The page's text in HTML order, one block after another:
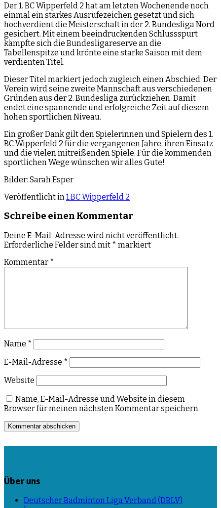
Der 1. BC Wipperfeld 2 hat am letzten Wochenende noch
einmal ein starkes Ausrufezeichen gesetzt und sich
hochverdient die Meisterschaft in der 2. Bundesliga Nord
gesichert. Mit einem beeindruckenden Schlussspurt
kämpfte sich die Bundesligareserve an die
Tabellenspitze und krönte eine starke Saison mit dem
verdienten Titel.
Dieser Titel markiert jedoch zugleich einen Abschied: Der
Verein wird seine zweite Mannschaft aus verschiedenen
Gründen aus der 2. Bundesliga zurückziehen. Damit
endet eine spannende und erfolgreiche Zeit auf diesem
hohen sportlichen Niveau.
Ein großer Dank gilt den Spielerinnen und Spielern des 1.
BC Wipperfeld 2 für die vergangenen Jahre, ihren Einsatz
und die vielen mitreißenden Spiele. Für die kommenden
sportlichen Wege wünschen wir alles Gute!
Bilder: Sarah Esper
Veröffentlicht in 1.BC Wipperfeld 2
Schreibe einen Kommentar
Deine E-Mail-Adresse wird nicht veröffentlicht.
Erforderliche Felder sind mit * markiert
Kommentar *
Name *
E-Mail-Adresse *
Website
Name, E-Mail-Adresse und Website in diesem
Browser für meinen nächsten Kommentar speichern.
Über uns
Deutscher Badminton Liga Verband (DBLV)